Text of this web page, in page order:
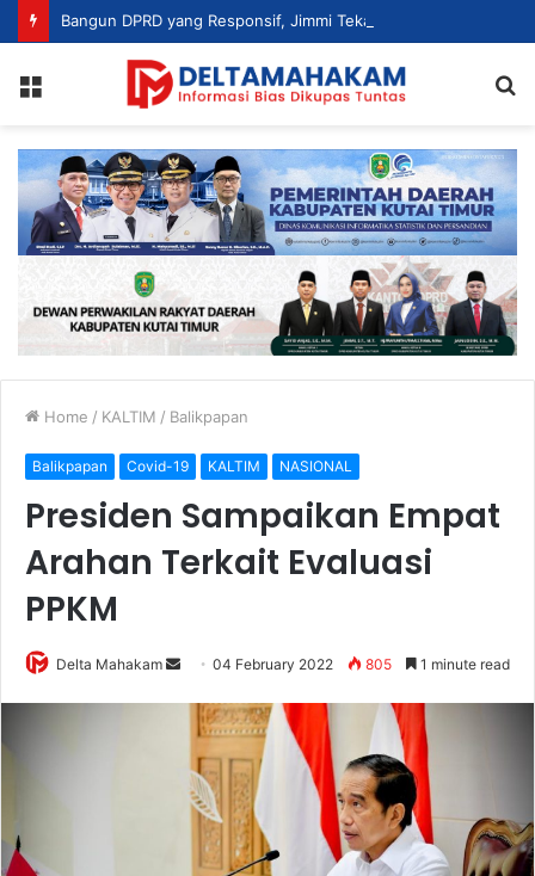
Home / KALTIM / Balikpapan
Balikpapan Covid-19 KALTIM NASIONAL
Presiden Sampaikan Empat
Arahan Terkait Evaluasi
PPKM
Delta Mahakam 04 February 2022 805 1 minute read